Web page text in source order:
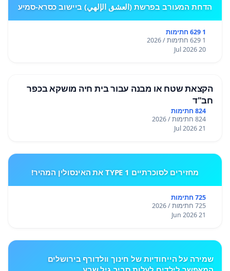
הדחת המעורב בפרשת (العشق الإلهي) ביישוב כסרא-סמיע
1 629 חתימות
1 629 חתימות / 2026
20 Jul 2026
הקצאת שטח או מבנה עבור בית חיה מושקא בכפר
חב"ד
824 חתימות
824 חתימות / 2026
21 Jul 2026
מחזירים לסוכרתיים TYPE 1 את האינסולין המהיר!
725 חתימות
725 חתימות / 2026
21 Jun 2026
שמירה על הייחודיות של חינוך וולדורף בירושלים